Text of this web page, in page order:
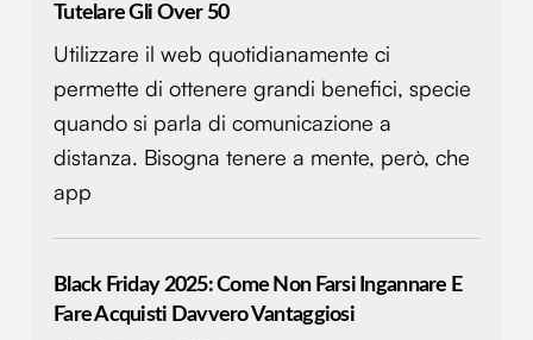
Tutelare Gli Over 50
Utilizzare il web quotidianamente ci
permette di ottenere grandi benefici, specie
quando si parla di comunicazione a
distanza. Bisogna tenere a mente, però, che
app
Black Friday 2025: Come Non Farsi Ingannare E
Fare Acquisti Davvero Vantaggiosi